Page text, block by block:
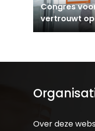
Congres
vertrouwt op
Over deze